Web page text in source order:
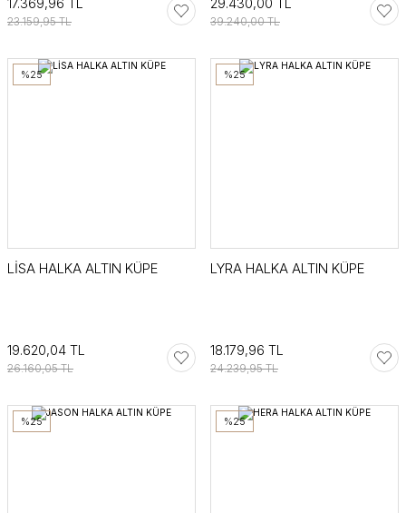
23.159,95 TL 39.240,00 TL
%25
LİSA HALKA ALTIN KÜPE
19.620,04 TL
26.160,05 TL
%25
LYRA HALKA ALTIN KÜPE
18.179,96 TL
24.239,95 TL
%25 %25